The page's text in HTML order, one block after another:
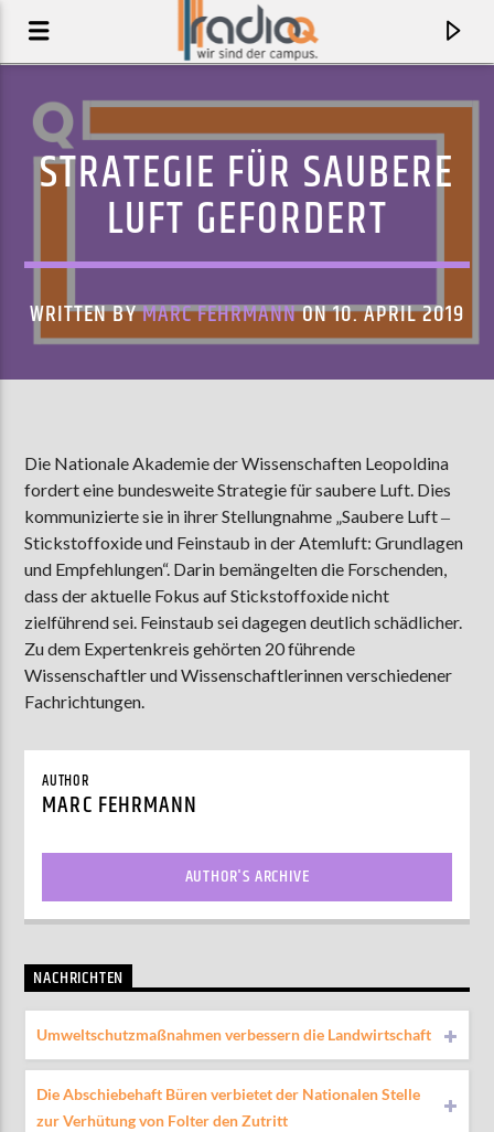
NAIVE
THE KOOKS
AKTUELLE SENDUNG
MOEBIUS
00:00 18:00
STRATEGIE FÜR SAUBERE
LUFT GEFORDERT
WRITTEN BYMARC FEHRMANNON 10. APRIL 2019
Die Nationale Akademie der Wissenschaften Leopoldina
fordert eine bundesweite Strategie für saubere Luft. Dies
kommunizierte sie in ihrer Stellungnahme „Saubere Luft ‒
Stickstoffoxide und Feinstaub in der Atemluft: Grundlagen
und Empfehlungen“. Darin bemängelten die Forschenden,
dass der aktuelle Fokus auf Stickstoffoxide nicht
zielführend sei. Feinstaub sei dagegen deutlich schädlicher.
Zu dem Expertenkreis gehörten 20 führende
Wissenschaftler und Wissenschaftlerinnen verschiedener
Fachrichtungen.
AUTHOR
MARC FEHRMANN
AUTHOR'S ARCHIVE
NACHRICHTEN
Umweltschutzmaßnahmen verbessern die Landwirtschaft
Die Abschiebehaft Büren verbietet der Nationalen Stelle
zur Verhütung von Folter den Zutritt